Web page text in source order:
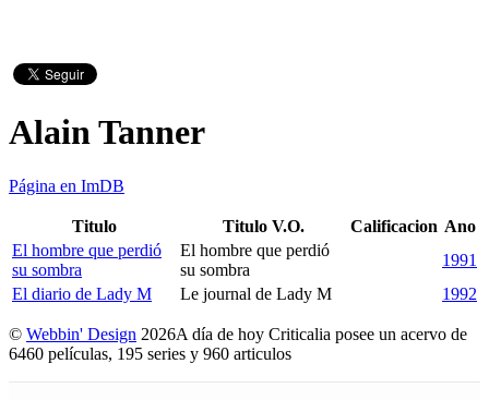
Alain Tanner
Página en ImDB
Titulo Titulo V.O. Calificacion Ano
El hombre que perdió
su sombra
El hombre que perdió
su sombra
1991
El diario de Lady M
Le journal de Lady M 1992
© Webbin' Design 2026A día de hoy Criticalia posee un acervo de
6460 películas, 195 series y 960 articulos